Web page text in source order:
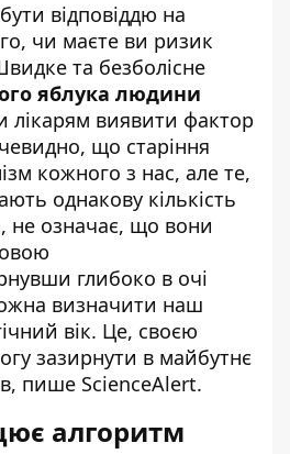
відповіддю на
чи маєте ви ризик
та безболісне
яблука людини
лікарям виявити фактор
що старіння
кожного з нас, але те,
однакову кількість
не означає, що вони
глибоко в очі
визначити наш
вік. Це, своєю
зазирнути в майбутнє
пише ScienceAlert.
алгоритм